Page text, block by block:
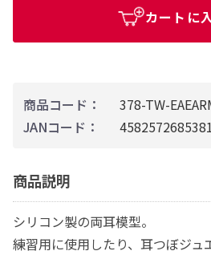
商品コード：
378-TW-
JANコード：
4582572685381
商品説明
シリコン製の両耳模型。
練習用に使用したり、耳つぼジュ
カートに